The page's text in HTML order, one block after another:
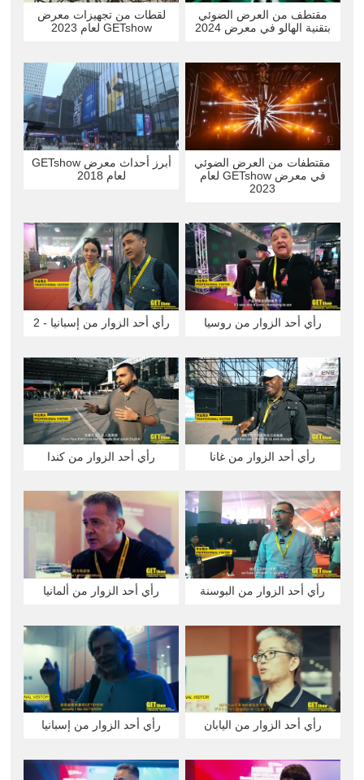
مقتطف من العرض الضوئي
بتقنية الهالو في معرض 2024
لقطات من تجهيزات معرض
GETshow لعام 2023
مقتطفات من العرض الضوئي
في معرض GETshow لعام
2023
أبرز أحداث معرض GETshow
لعام 2018
رأي أحد الزوار من روسيا رأي أحد الزوار من إسبانيا - 2
رأي أحد الزوار من غانا رأي أحد الزوار من كندا
رأي أحد الزوار من البوسنة رأي أحد الزوار من ألمانيا
رأي أحد الزوار من اليابان رأي أحد الزوار من إسبانيا